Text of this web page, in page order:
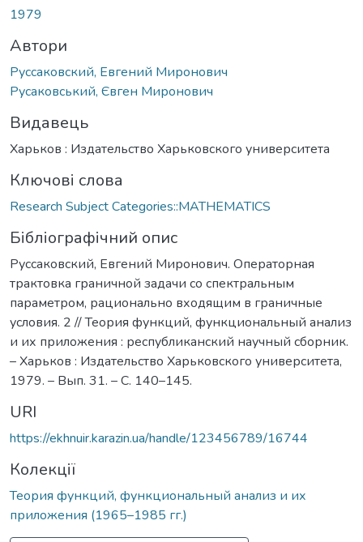
1979
Автори
Руссаковский, Евгений Миронович
Русаковський, Євген Миронович
Видавець
Харьков : Издательство Харьковского университета
Ключові слова
Research Subject Categories::MATHEMATICS
Бібліографічний опис
Руссаковский, Евгений Миронович. Операторная
трактовка граничной задачи со спектральным
параметром, рационально входящим в граничные
условия. 2 // Теория функций, функциональный анализ
и их приложения : республиканский научный сборник.
– Харьков : Издательство Харьковского университета,
1979. – Вып. 31. – С. 140–145.
URI
https://ekhnuir.karazin.ua/handle/123456789/16744
Колекції
Теория функций, функциональный анализ и их
приложения (1965–1985 гг.)